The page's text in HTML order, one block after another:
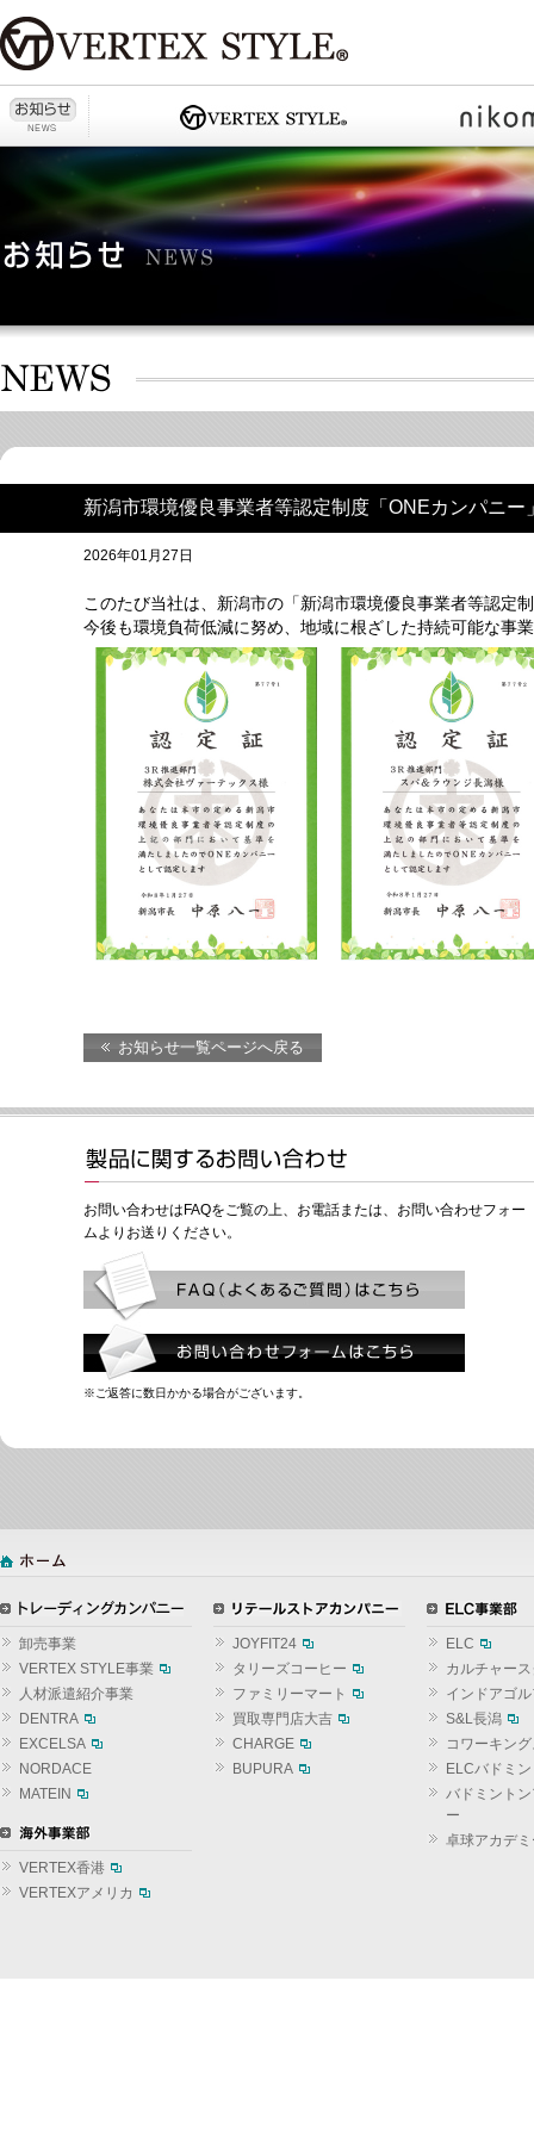
新潟市環境優良事業者等認定制度「ONEカンパニー
2026年01月27日
このたび当社は、新潟市の「新潟市環境優良事業者等認定
今後も環境負荷低減に努め、地域に根ざした持続可能な事
お知らせ一覧ページへ戻る
お問い合わせはFAQをご覧の上、お電話または、お問い合わせフォー
ムよりお送りください。
※ご返答に数日かかる場合がございます。
卸売事業
VERTEX STYLE事業
人材派遣紹介事業
DENTRA
EXCELSA
NORDACE
MATEIN
VERTEX香港
VERTEXアメリカ
JOYFIT24
タリーズコーヒー
ファミリーマート
買取専門店大吉
CHARGE
BUPURA
ELC
カルチャー
インドアゴ
S&L長潟
コワーキン
ELCバドミ
バドミント
ー
卓球アカデ